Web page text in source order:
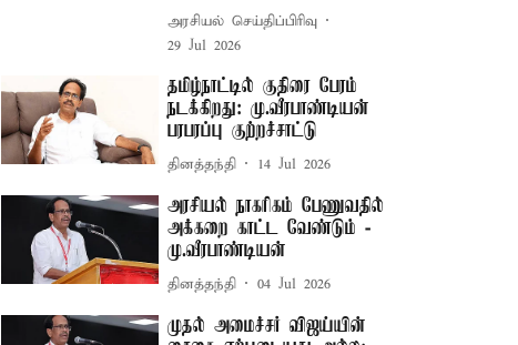
அரசியல் செய்திப்பிரிவு
29 Jul 2026
தமிழ்நாட்டில் குதிரை பேரம்
நடக்கிறது: மு.வீரபாண்டியன்
பரபரப்பு குற்றச்சாட்டு
தினத்தந்தி 14 Jul 2026
அரசியல் நாகரிகம் பேணுவதில்
அக்கறை காட்ட வேண்டும் -
மு.வீரபாண்டியன்
தினத்தந்தி 04 Jul 2026
முதல் அமைச்சர் விஜய்யின்